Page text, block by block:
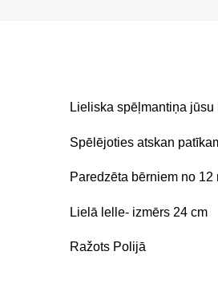
Lieliska spēļmantiņa
Spēlējoties atskan
Paredzēta bērniem no 12
Lielā lelle- izmērs 24 cm
Ražots Polijā